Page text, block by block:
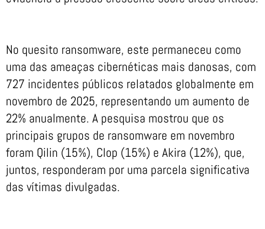
No quesito ransomware, este permaneceu como
uma das ameaças cibernéticas mais danosas, com
727 incidentes públicos relatados globalmente em
novembro de 2025, representando um aumento de
22% anualmente. A pesquisa mostrou que os
principais grupos de ransomware em novembro
foram Qilin (15%), Clop (15%) e Akira (12%), que,
juntos, responderam por uma parcela significativa
das vítimas divulgadas.